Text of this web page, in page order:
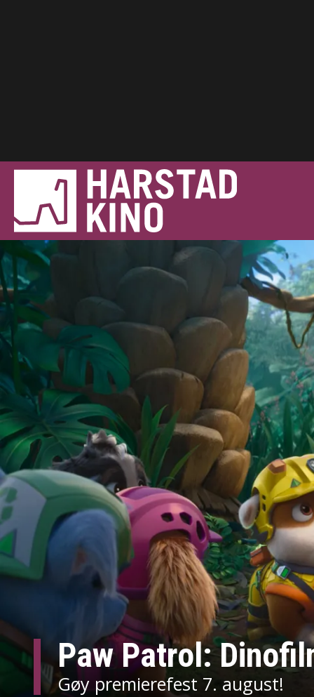
Paw Patrol:
Gøy premierefest 7. august!